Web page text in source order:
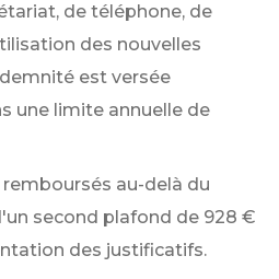
de téléphone, de
des nouvelles
est versée
une limite annuelle de
au-delà du
second plafond de 928 €
des justificatifs.